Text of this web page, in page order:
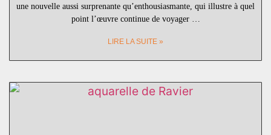
une nouvelle aussi surprenante qu’enthousiasmante, qui illustre à quel
point l’œuvre continue de voyager …
LIRE LA SUITE »